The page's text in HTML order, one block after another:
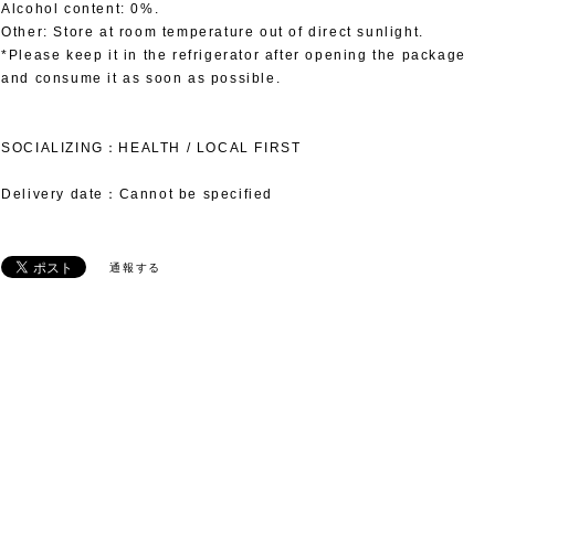
Alcohol content: 0%.
Other: Store at room temperature out of direct sunlight.
*Please keep it in the refrigerator after opening the package
and consume it as soon as possible.
SOCIALIZING：HEALTH / LOCAL FIRST
Delivery date：Cannot be specified
通報する